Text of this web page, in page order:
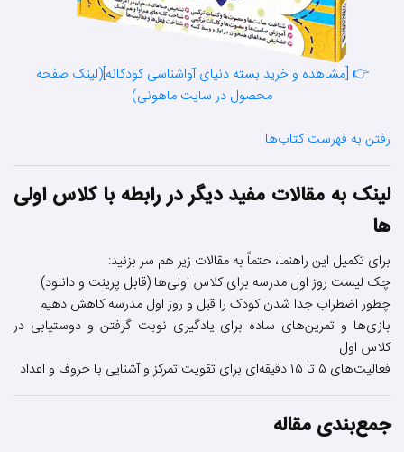
👉 [مشاهده و خرید بسته دنیای آواشناسی کودکانه](لینک صفحه
محصول در سایت ماهونی)
رفتن به فهرست کتاب‌ها
لینک به مقالات مفید دیگر در رابطه با کلاس اولی
ها
برای تکمیل این راهنما، حتماً به مقالات زیر هم سر بزنید:
چک لیست روز اول مدرسه برای کلاس اولی‌ها (قابل پرینت و دانلود)
چطور اضطراب جدا شدن کودک را قبل و روز اول مدرسه کاهش دهیم
بازی‌ها و تمرین‌های ساده برای یادگیری نوبت گرفتن و دوستیابی در
کلاس اول
فعالیت‌های ۵ تا ۱۵ دقیقه‌ای برای تقویت تمرکز و آشنایی با حروف و اعداد
جمع‌بندی مقاله